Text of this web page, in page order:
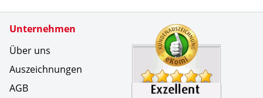
Unternehmen
Über uns
Auszeichnungen
AGB
Zertifikate